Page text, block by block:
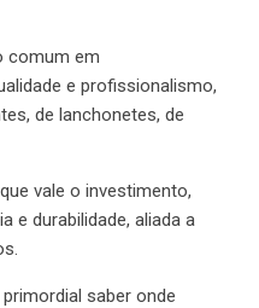
comum em
e profissionalismo,
de lanchonetes, de
vale o investimento,
e durabilidade, aliada a
saber onde